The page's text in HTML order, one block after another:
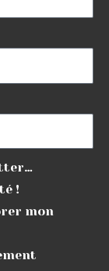
!
mon